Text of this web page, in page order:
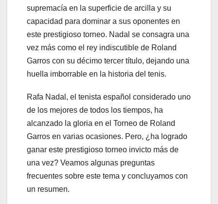
supremacía en la superficie de arcilla y su
capacidad para dominar a sus oponentes en
este prestigioso torneo. Nadal se consagra una
vez más como el rey indiscutible de Roland
Garros con su décimo tercer título, dejando una
huella imborrable en la historia del tenis.
Rafa Nadal, el tenista español considerado uno
de los mejores de todos los tiempos, ha
alcanzado la gloria en el Torneo de Roland
Garros en varias ocasiones. Pero, ¿ha logrado
ganar este prestigioso torneo invicto más de
una vez? Veamos algunas preguntas
frecuentes sobre este tema y concluyamos con
un resumen.